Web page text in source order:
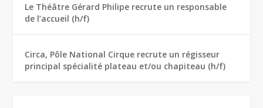
Le Théâtre Gérard Philipe recrute un responsable
de l’accueil (h/f)
Circa, Pôle National Cirque recrute un régisseur
principal spécialité plateau et/ou chapiteau (h/f)